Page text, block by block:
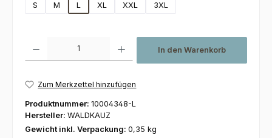
S
M L XL XXL 3XL
In den Warenkorb
Zum Merkzettel hinzufügen
Produktnummer: 10004348-L
Hersteller: WALDKAUZ
Gewicht inkl. Verpackung: 0,35 kg